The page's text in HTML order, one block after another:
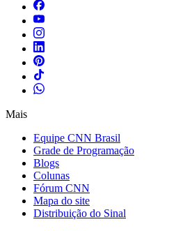
Mais
Equipe CNN Brasil
Grade de Programação
Blogs
Colunas
Fórum CNN
Mapa do site
Distribuição do Sinal